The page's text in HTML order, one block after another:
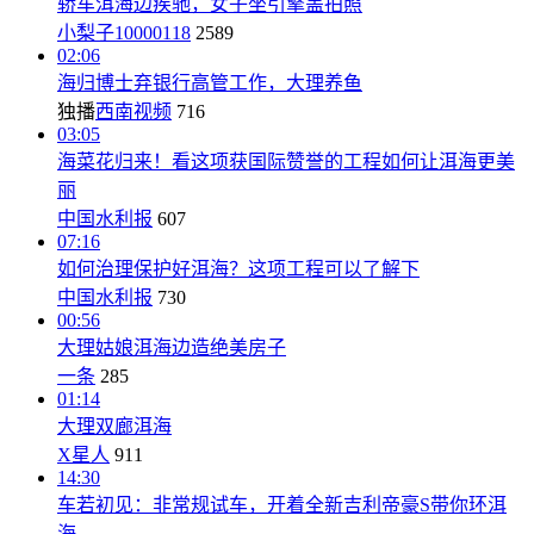
轿车洱海边疾驰，女子坐引擎盖拍照
小梨子10000118 2589
02:06
海归博士弃银行高管工作，大理养鱼
独播西南视频 716
03:05
海菜花归来！看这项获国际赞誉的工程如何让洱海更美
丽
中国水利报 607
07:16
如何治理保护好洱海？这项工程可以了解下
中国水利报 730
00:56
大理姑娘洱海边造绝美房子
一条 285
01:14
大理双廊洱海
X星人 911
14:30
车若初见：非常规试车，开着全新吉利帝豪S带你环洱